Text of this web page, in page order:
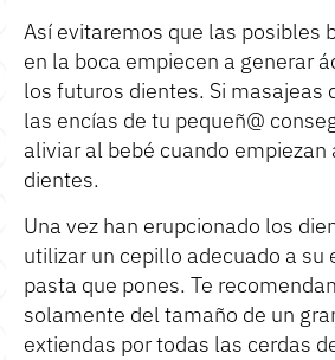
Así evitaremos que las posibles
en la boca empiecen a generar
los futuros dientes. Si masajeas
las encías de tu pequeñ@
aliviar al bebé cuando empiezan
dientes.
Una vez han erupcionado los
utilizar un cepillo adecuado a su
pasta que pones. Te
solamente del tamaño de un
extiendas por todas las cerdas